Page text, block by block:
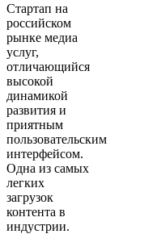
Стартап на
российском
рынке медиа
услуг,
отличающийся
высокой
динамикой
развития и
приятным
пользовательским
интерфейсом.
Одна из самых
легких
загрузок
контента в
индустрии.